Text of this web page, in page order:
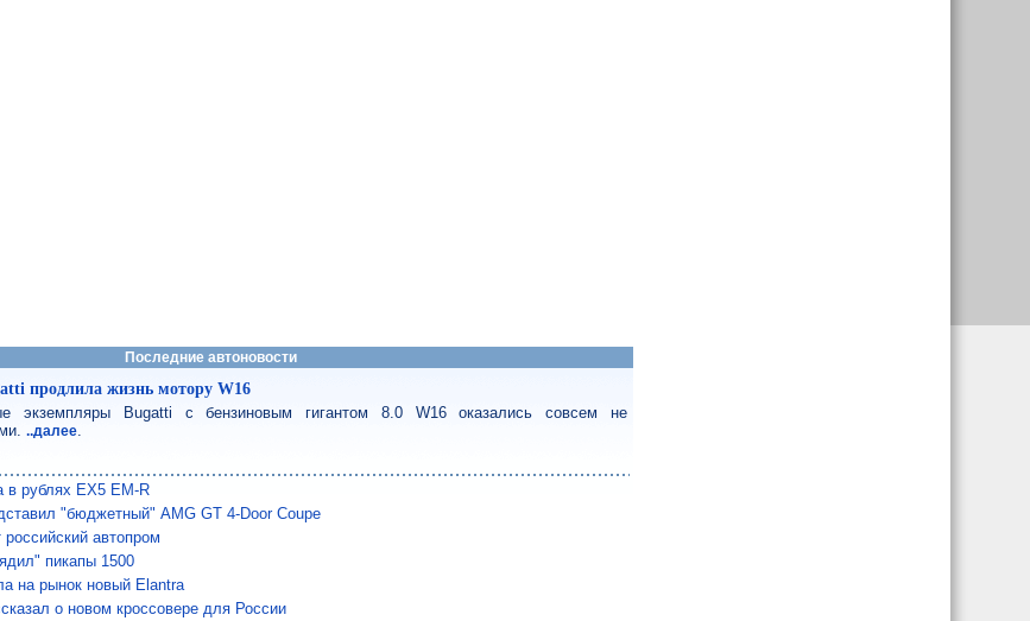
Последние автоновости
продлила жизнь мотору W16
экземпляры Bugatti с бензиновым гигантом 8.0 W16 оказались совсем не
..далее
в рублях EX5 EM-R
"бюджетный" AMG GT 4-Door Coupe
автопром
пикапы 1500
на рынок новый Elantra
о новом кроссовере для России